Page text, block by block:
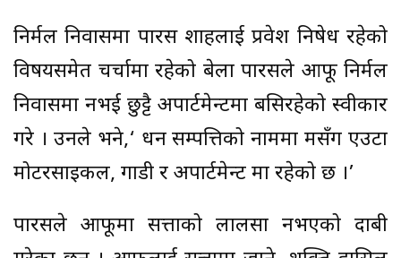
निर्मल निवासमा पारस शाहलाई प्रवेश निषेध रहेको
विषयसमेत चर्चामा रहेको बेला पारसले आफू निर्मल
निवासमा नभई छुट्टै अपार्टमेन्टमा बसिरहेको स्वीकार
गरे । उनले भने,‘ धन सम्पत्तिको नाममा मसँग एउटा
मोटरसाइकल, गाडी र अपार्टमेन्ट मात्र रहेको छ ।’
पारसले आफूमा सत्ताको लालसा नभएको दाबी